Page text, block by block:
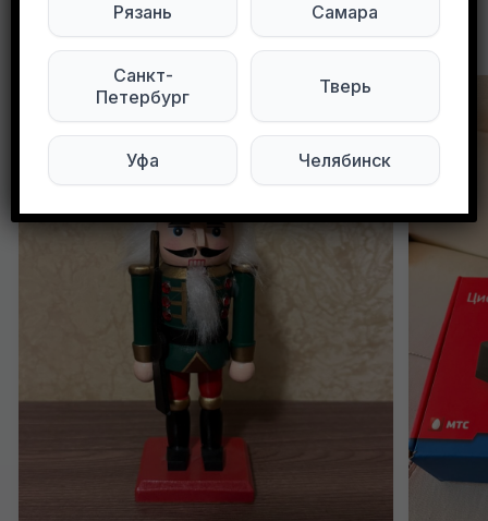
Другие объявления в этом городе
Рязань Самара
Санкт-
Петербург
Тверь
Уфа Челябинск